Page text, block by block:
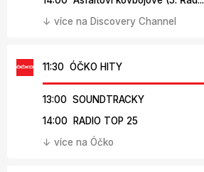
↓ více na Discovery Channel
11:30 ÓČKO HITY
13:00 SOUNDTRACKY
14:00 RADIO TOP 25
↓ více na Óčko